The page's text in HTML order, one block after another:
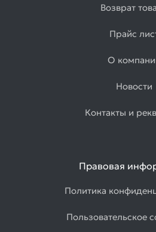
Возврат
Прайс
О
Новости
Контакты и
Правовая
Политика
Пользовательское